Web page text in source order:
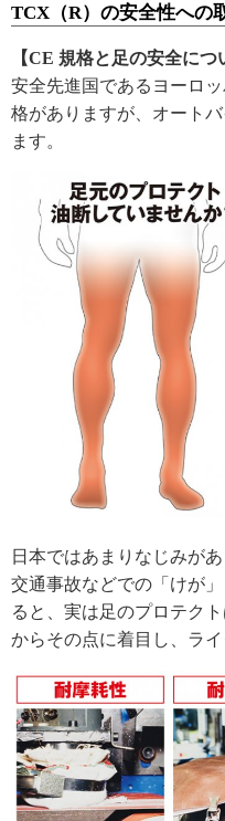
TCX（R）の安全性への
【CE 規格と足の安全につ
安全先進国であるヨーロ
格がありますが、オート
ます。
日本ではあまりなじみが
交通事故などでの「けが
ると、実は足のプロテク
からその点に着目し、ラ